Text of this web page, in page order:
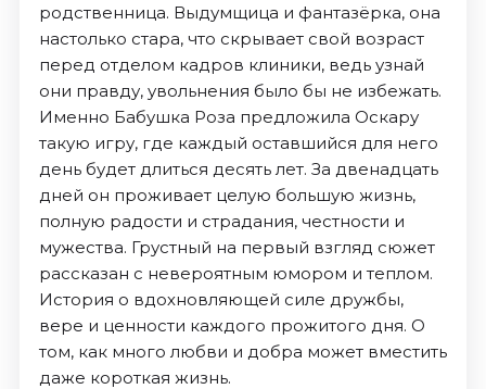
родственница. Выдумщица и фантазёрка, она
настолько стара, что скрывает свой возраст
перед отделом кадров клиники, ведь узнай
они правду, увольнения было бы не избежать.
Именно Бабушка Роза предложила Оскару
такую игру, где каждый оставшийся для него
день будет длиться десять лет. За двенадцать
дней он проживает целую большую жизнь,
полную радости и страдания, честности и
мужества. Грустный на первый взгляд сюжет
рассказан с невероятным юмором и теплом.
История о вдохновляющей силе дружбы,
вере и ценности каждого прожитого дня. О
том, как много любви и добра может вместить
даже короткая жизнь.